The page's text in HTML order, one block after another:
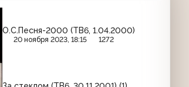
О.С.Песня-2000 (ТВ6, 1.04.2000)
20 ноября 2023, 18:15 1272